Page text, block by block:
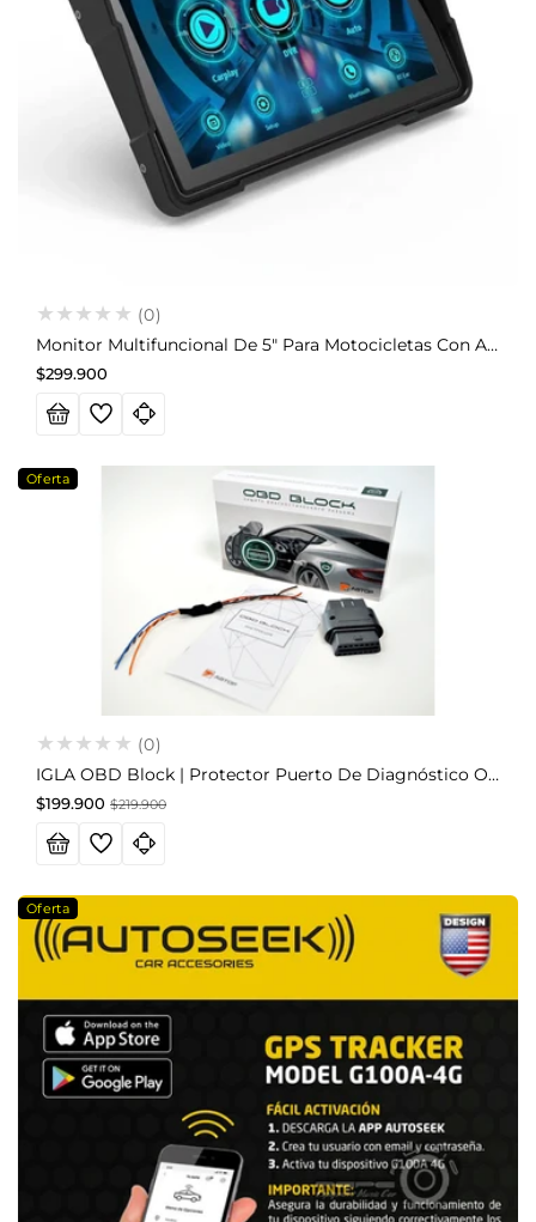
(0)
Monitor Multifuncional De 5" Para Motocicletas Con Apple CarPlay Y Android Auto / DVR 2 Cámaras Instalado
Precio
habitual
$299.900
(0)
IGLA OBD Block | Protector Puerto De Diagnóstico OBD (incluye Instalación)
Precio
oferta
$199.900 Precio
habitual
$219.900
Oferta
Oferta